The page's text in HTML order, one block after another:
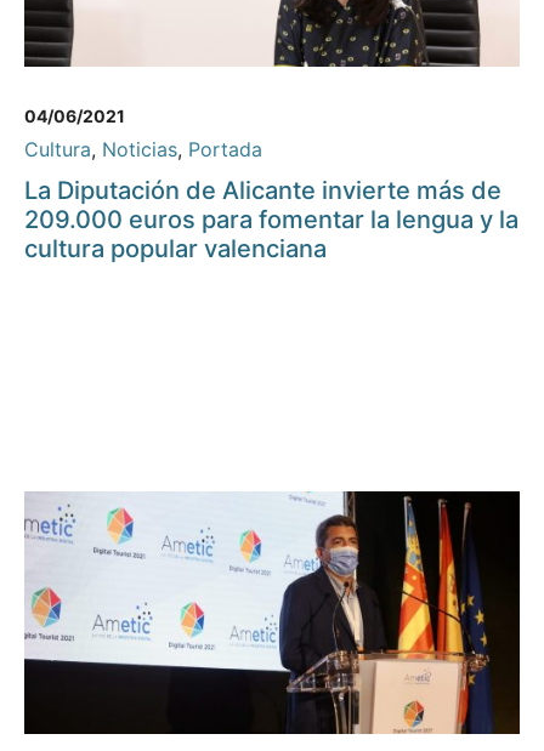
04/06/2021
Cultura, Noticias, Portada
La Diputación de Alicante invierte más de
209.000 euros para fomentar la lengua y la
cultura popular valenciana